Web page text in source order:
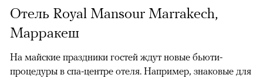
Отель Royal Mansour Marrakech,
Марракеш
На майские праздники гостей ждут новые бьюти-
процедуры в спа-центре отеля. Например, знаковые для